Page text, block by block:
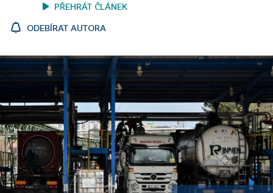
PŘEHRÁT ČLÁNEK
ODEBÍRAT AUTORA